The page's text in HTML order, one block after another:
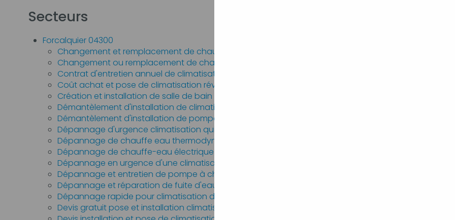
Secteurs
Forcalquier 04300
Changement et remplacement de chaudière fioul par pompe à chaleur Forcalquier 04300
Changement ou remplacement de chauffe-eau électrique Forcalquier 04300
Contrat d'entretien annuel de climatisation murale Forcalquier 04300
Coût achat et pose de climatisation réversible gainable Forcalquier 04300
Création et installation de salle de bain neuve Forcalquier 04300
Démantèlement d'installation de climatisation Forcalquier 04300
Démantèlement d'installation de pompe à chaleur Forcalquier 04300
Dépannage d'urgence climatisation qui fuit Forcalquier 04300
Dépannage de chauffe eau thermodynamique Forcalquier 04300
Dépannage de chauffe-eau électrique Forcalquier 04300
Dépannage en urgence d'une climatisation réversible Forcalquier 04300
Dépannage et entretien de pompe à chaleur Forcalquier 04300
Dépannage et réparation de fuite d'eau Forcalquier 04300
Dépannage rapide pour climatisation de maison ou appartement Forcalquier 04300
Devis gratuit pose et installation climatisation tri-split Forcalquier 04300